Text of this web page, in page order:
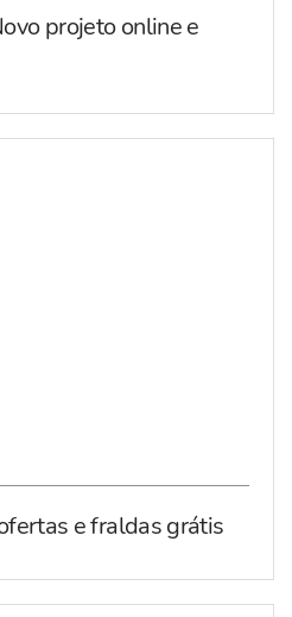
projeto online e
e fraldas grátis